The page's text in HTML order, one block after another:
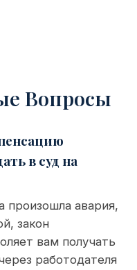
Вопросы
в суд на
произошла авария,
закон
вам получать
работодателя